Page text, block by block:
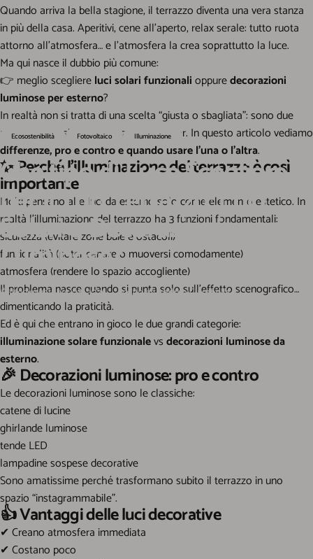
Ecosostenibilità Fotovoltaico Illuminazione
ChetipodiLuceScegliere
perilTuoTerrazzo:Luci
SolarioDecorazioni
Luminose?
Aggiornatoapr 08, 2026 scritto da Andrea Ciambella
Quando arriva la bella stagione, il terrazzo diventa una vera stanza
in più della casa. Aperitivi, cene all’aperto, relax serale: tutto ruota
attorno all’atmosfera… e l’atmosfera la crea soprattutto la luce.
Ma qui nasce il dubbio più comune:
👉 meglio scegliereluci solari funzionalioppuredecorazioni
luminose per esterno?
In realtà non si tratta di una scelta “giusta o sbagliata”: sono due
approcci diversi all’illuminazione outdoor. In questo articolo vediamo
differenze, pro e contro e quando usare l’una o l’altra.
✨ Perché l’illuminazione del terrazzo è così
importante
Molti pensano alle luci da esterno solo come elemento estetico. In
realtà l’illuminazione del terrazzo ha 3 funzioni fondamentali:
sicurezza (evitare zone buie e ostacoli)
funzionalità (poter cenare o muoversi comodamente)
atmosfera (rendere lo spazio accogliente)
Il problema nasce quando si punta solo sull’effetto scenografico…
dimenticando la praticità.
Ed è qui che entrano in gioco le due grandi categorie:
illuminazione solare funzionalevsdecorazioni luminose da
esterno.
🎉 Decorazioni luminose: pro e contro
Le decorazioni luminose sono le classiche:
catene di lucine
ghirlande luminose
tende LED
lampadine sospese decorative
Sono amatissime perché trasformano subito il terrazzo in uno
spazio “instagrammabile”.
👍 Vantaggi delle luci decorative
✔Creano atmosfera immediata
✔Costano poco